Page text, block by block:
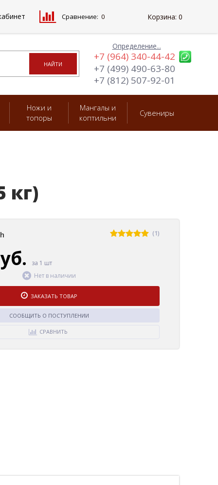
Определение...
+7 (964) 340-44-42
+7 (499) 490-63-80
+7 (812) 507-92-01
Ножи и
топоры
Мангалы и
коптильни
Сувениры
кг)
(1)
за 1 шт
Нет в наличии
ЗАКАЗАТЬ ТОВАР
СООБЩИТЬ О ПОСТУПЛЕНИИ
СРАВНИТЬ
Сравнение: 0 Корзина: 0